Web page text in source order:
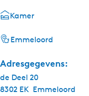
Kamer
Emmeloord
Adresgegevens:
de Deel 20
8302 EK Emmeloord